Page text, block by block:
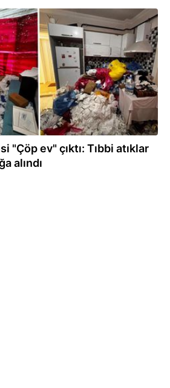
"Çöp ev" çıktı: Tıbbi atıklar
alındı